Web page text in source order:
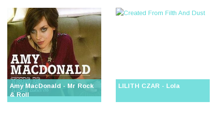
Amy MacDonald - Mr Rock
& Roll
LILITH CZAR - Lola